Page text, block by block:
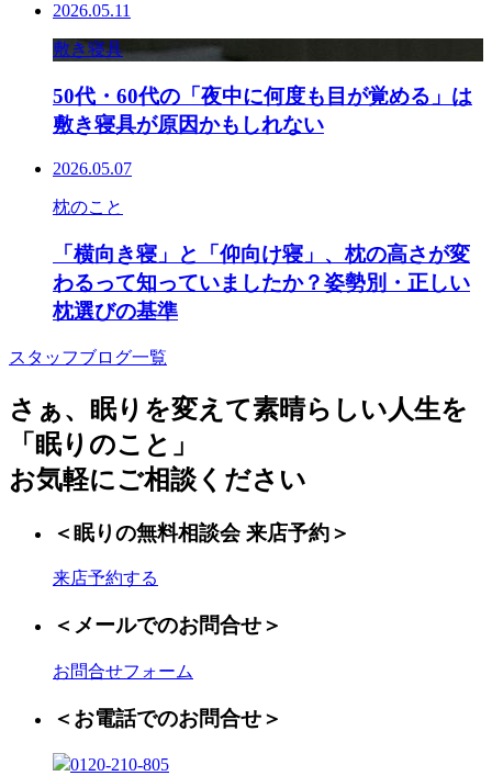
2026.05.11
敷き寝具
50代・60代の「夜中に何度も目が覚める」は
敷き寝具が原因かもしれない
2026.05.07
枕のこと
「横向き寝」と「仰向け寝」、枕の高さが変
わるって知っていましたか？姿勢別・正しい
枕選びの基準
スタッフブログ一覧
さぁ、眠りを変えて素晴らしい人生を
「眠りのこと」
お気軽にご相談ください
＜眠りの無料相談会 来店予約＞
来店予約する
＜メールでのお問合せ＞
お問合せフォーム
＜お電話でのお問合せ＞
0120-210-805